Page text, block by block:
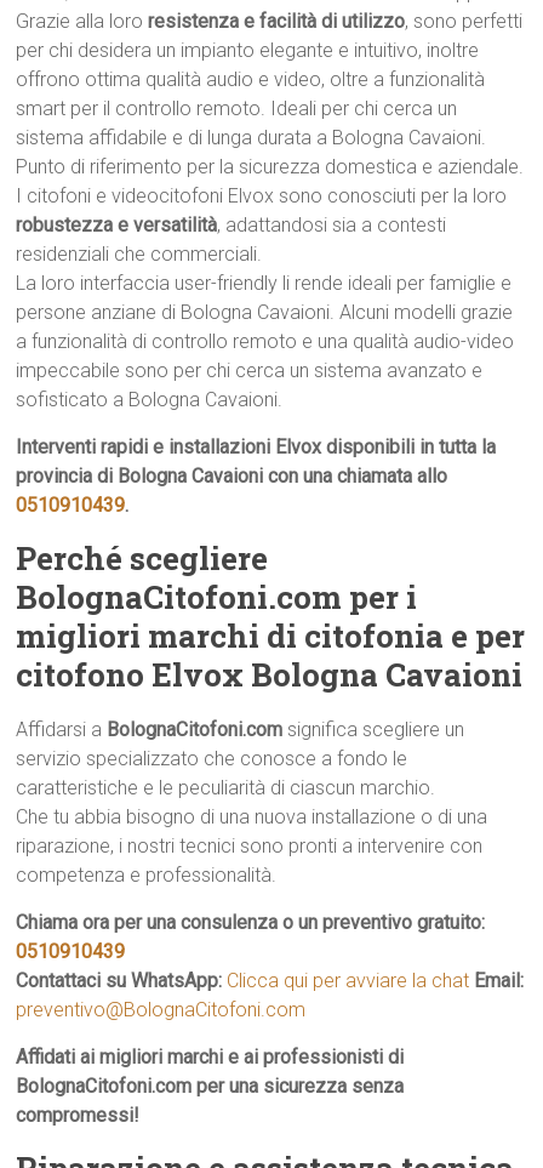
Grazie alla lororesistenza e facilità di utilizzo, sono perfetti
per chi desidera un impianto elegante e intuitivo, inoltre
offrono ottima qualità audio e video, oltre a funzionalità
smart per il controllo remoto. Ideali per chi cerca un
sistema affidabile e di lunga durata a Bologna Cavaioni.
Punto di riferimento per la sicurezza domestica e aziendale.
I citofoni e videocitofoni Elvox sono conosciuti per la loro
robustezza e versatilità, adattandosi sia a contesti
residenziali che commerciali.
La loro interfaccia user-friendly li rende ideali per famiglie e
persone anziane di Bologna Cavaioni. Alcuni modelli grazie
a funzionalità di controllo remoto e una qualità audio-video
impeccabile sono per chi cerca un sistema avanzato e
sofisticato a Bologna Cavaioni.
Interventi rapidi e installazioni Elvox disponibili in tutta la
provincia di Bologna Cavaioni con una chiamata allo
0510910439.
Perché scegliere
BolognaCitofoni.com per i
migliori marchi di citofonia e per
citofono Elvox Bologna Cavaioni
Affidarsi a BolognaCitofoni.com significa scegliere un
servizio specializzato che conosce a fondo le
caratteristiche e le peculiarità di ciascun marchio.
Che tu abbia bisogno di una nuova installazione o di una
riparazione, i nostri tecnici sono pronti a intervenire con
competenza e professionalità.
Chiama ora per una consulenza o un preventivo gratuito:
0510910439
Contattaci su WhatsApp: Clicca qui per avviare la chat Email:
preventivo@BolognaCitofoni.com
Affidati ai migliori marchi e ai professionisti di
BolognaCitofoni.com per una sicurezza senza
compromessi!